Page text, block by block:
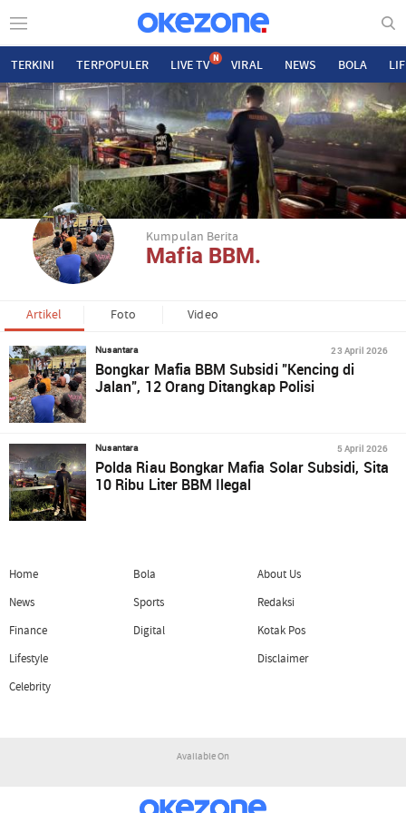
TERKINI TERPOPULER LIVE TV N VIRAL NEWS BOLA
Kumpulan Berita
Mafia BBM.
Artikel Foto Video
Nusantara 23 April 2026
Bongkar Mafia BBM Subsidi "Kencing di
Jalan", 12 Orang Ditangkap Polisi
Nusantara 5 April 2026
Polda Riau Bongkar Mafia Solar Subsidi, Sita
10 Ribu Liter BBM Ilegal
Home
News
Finance
Lifestyle
Celebrity
Bola
Sports
Digital
About Us
Redaksi
Kotak Pos
Disclaimer
Available On